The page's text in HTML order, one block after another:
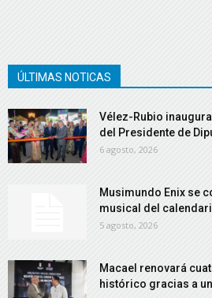
ÚLTIMAS NOTICAS
Vélez-Rubio
del Presidente de
6 agosto, 2026
Musimundo Enix se
musical del
5 agosto, 2026
Macael renovará
histórico gracias a